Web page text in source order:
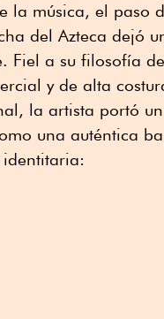
la música, el paso
del Azteca dejó
Fiel a su filosofía
y de alta
la artista portó
una auténtica
identitaria: